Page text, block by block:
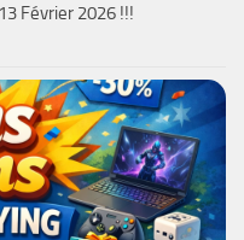
Février 2026 !!!